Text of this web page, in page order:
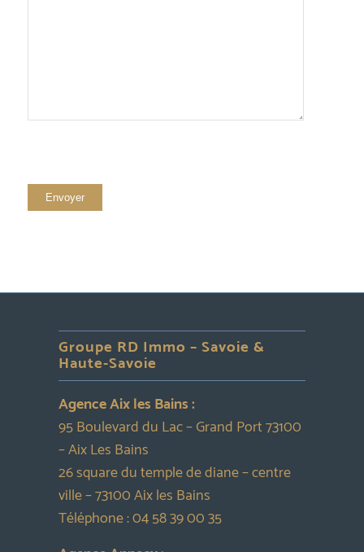
Groupe RD Immo – Savoie &
Haute-Savoie
Agence Aix les Bains :
95 Boulevard du Lac – Grand Port 73100
– Aix Les Bains
26 square du temple de diane – centre
ville – 73100 Aix les Bains
Téléphone :04 58 39 00 35